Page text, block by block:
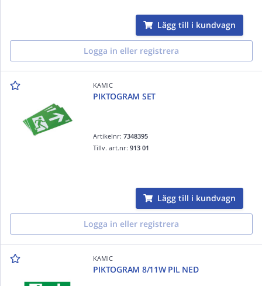
Lägg till i kundvagn
Logga in eller registrera
KAMIC
PIKTOGRAM SET
Artikelnr:7348395
Tillv. art.nr:913 01
Lägg till i kundvagn
Logga in eller registrera
KAMIC
PIKTOGRAM 8/11W PIL NED